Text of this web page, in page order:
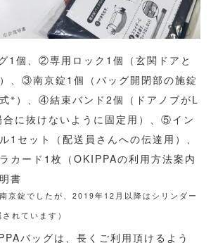
1個、②専用ロック1個（玄関ドアと
、③南京錠1個（バッグ開閉部の施錠
※ ）、④結束バンド2個（ドアノブがL
に抜けないように固定用）、⑤イン
1セット（配送員さんへの伝達用）、
カード1枚（OKIPPAの利用方法案内
書
京錠でしたが、2019年12月以降はシリンダー
れています）
バッグは、長くご利用頂けるよう